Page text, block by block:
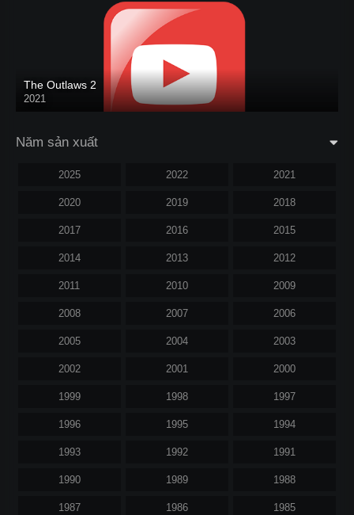
The Outlaws 2
2021
Năm sản xuất
2025 2022 2021
2020 2019 2018
2017 2016 2015
2014 2013 2012
2011 2010 2009
2008 2007 2006
2005 2004 2003
2002 2001 2000
1999 1998 1997
1996 1995 1994
1993 1992 1991
1990 1989 1988
1987 1986 1985